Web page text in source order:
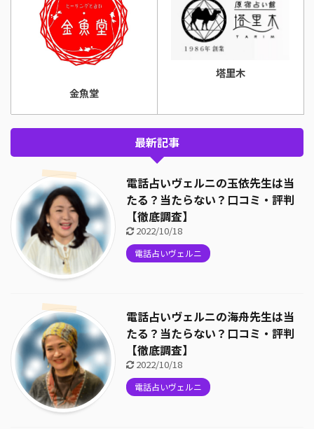
金魚堂
塔里木
最新記事
電話占いヴェルニの玉依先生は当
たる？当たらない？口コミ・評判
【徹底調査】
2022/10/18
電話占いヴェルニ
電話占いヴェルニの海舟先生は当
たる？当たらない？口コミ・評判
【徹底調査】
2022/10/18
電話占いヴェルニ